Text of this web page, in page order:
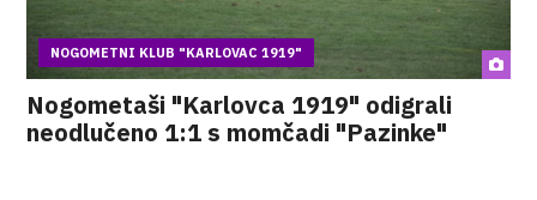
NOGOMETNI KLUB "KARLOVAC 1919"
Nogometaši "Karlovca 1919" odigrali
neodlučeno 1:1 s momčadi "Pazinke"